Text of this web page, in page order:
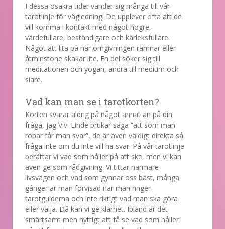
I dessa osäkra tider vänder sig många till vår
tarotlinje för vägledning. De upplever ofta att de
vill komma i kontakt med något högre,
värdefullare, beständigare och kärleksfullare.
Något att lita på när omgivningen rämnar eller
åtminstone skakar lite. En del söker sig till
meditationen och yogan, andra till medium och
siare.
Vad kan man se i tarotkorten?
Korten svarar aldrig på något annat än på din
fråga, jag Vivi Linde brukar säga ”att som man
ropar får man svar”, de är även väldigt direkta så
fråga inte om du inte vill ha svar. På vår tarotlinje
berättar vi vad som håller på att ske, men vi kan
även ge som rådgivning. Vi tittar närmare
livsvägen och vad som gynnar oss bäst, många
gånger är man förvisad när man ringer
tarotguiderna och inte riktigt vad man ska göra
eller välja. Då kan vi ge klarhet. Ibland är det
smärtsamt men nyttigt att få se vad som håller